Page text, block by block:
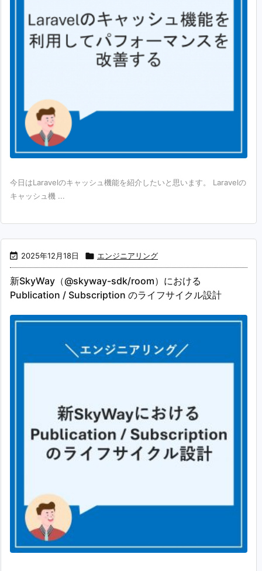
今日はLaravelのキャッシュ機能を紹介したいと思います。 Laravelの
キャッシュ機 ...
 2025年12月18日  エンジニアリング
新SkyWay（@skyway-sdk/room）における
Publication / Subscription のライフサイクル設計